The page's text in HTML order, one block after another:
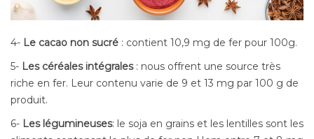
4- Le cacao non sucré : contient 10,9 mg de fer pour 100g.
5- Les céréales intégrales: nous offrent une source très
riche en fer. Leur contenu varie de 9 et 13 mg par 100 g de
produit.
6- Les légumineuses: le soja en grains et les lentilles sont les